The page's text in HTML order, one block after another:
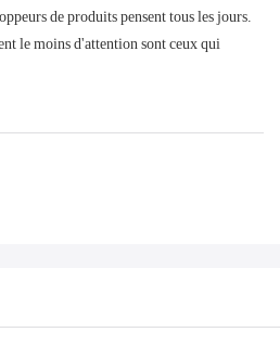
de produits pensent tous les jours.
le moins d'attention sont ceux qui